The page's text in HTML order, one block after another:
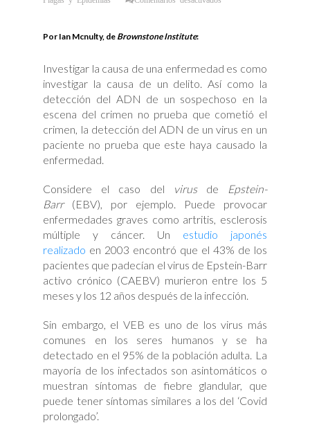
defectuosas
Por Ian Mcnulty, de Brownstone Institute:
Investigar la causa de una enfermedad es como
investigar la causa de un delito. Así como la
detección del ADN de un sospechoso en la
escena del crimen no prueba que cometió el
crimen, la detección del ADN de un virus en un
paciente no prueba que este haya causado la
enfermedad.
Considere el caso del virusde
Epstein-
Barr(EBV), por ejemplo. Puede provocar
enfermedades graves como artritis, esclerosis
múltiple y cáncer. Un estudio japonés
realizado en 2003 encontró que el 43% de los
pacientes que padecían el virus de Epstein-Barr
activo crónico (CAEBV) murieron entre los 5
meses y los 12 años después de la infección.
Sin embargo, el VEB es uno de los virus más
comunes en los seres humanos y se ha
detectado en el 95% de la población adulta. La
mayoría de los infectados son asintomáticos o
muestran síntomas de fiebre glandular, que
puede tener síntomas similares a los del ‘Covid
prolongado’.